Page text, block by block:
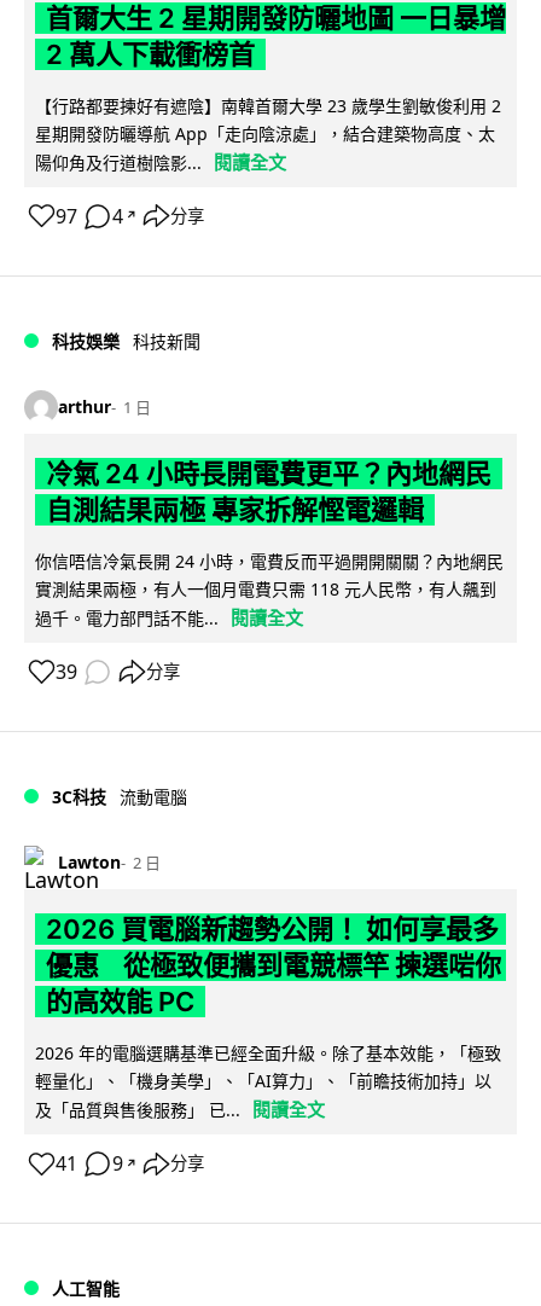
首爾大生 2 星期開發防曬地圖 一日暴增
2 萬人下載衝榜首
【行路都要揀好有遮陰】南韓首爾大學 23 歲學生劉敏俊利用 2
星期開發防曬導航 App「走向陰涼處」，結合建築物高度、太
陽仰角及行道樹陰影...
閱讀全文
97 4 ↗ 分享
科技娛樂 科技新聞
arthur 1 日
冷氣 24 小時長開電費更平？內地網民
自測結果兩極 專家拆解慳電邏輯
你信唔信冷氣長開 24 小時，電費反而平過開開關關？內地網民
實測結果兩極，有人一個月電費只需 118 元人民幣，有人飆到
過千。電力部門話不能...
閱讀全文
39 分享
3C科技 流動電腦
Lawton 2 日
2026 買電腦新趨勢公開！ 如何享最多
優惠 從極致便攜到電競標竿 揀選啱你
的高效能 PC
2026 年的電腦選購基準已經全面升級。除了基本效能，「極致
輕量化」、「機身美學」、「AI算力」、「前瞻技術加持」以
及「品質與售後服務」 已...
閱讀全文
41 9 ↗ 分享
人工智能